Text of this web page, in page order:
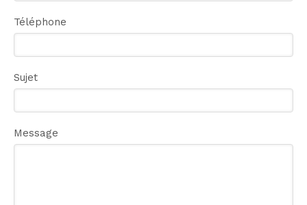
Téléphone
Sujet
Message